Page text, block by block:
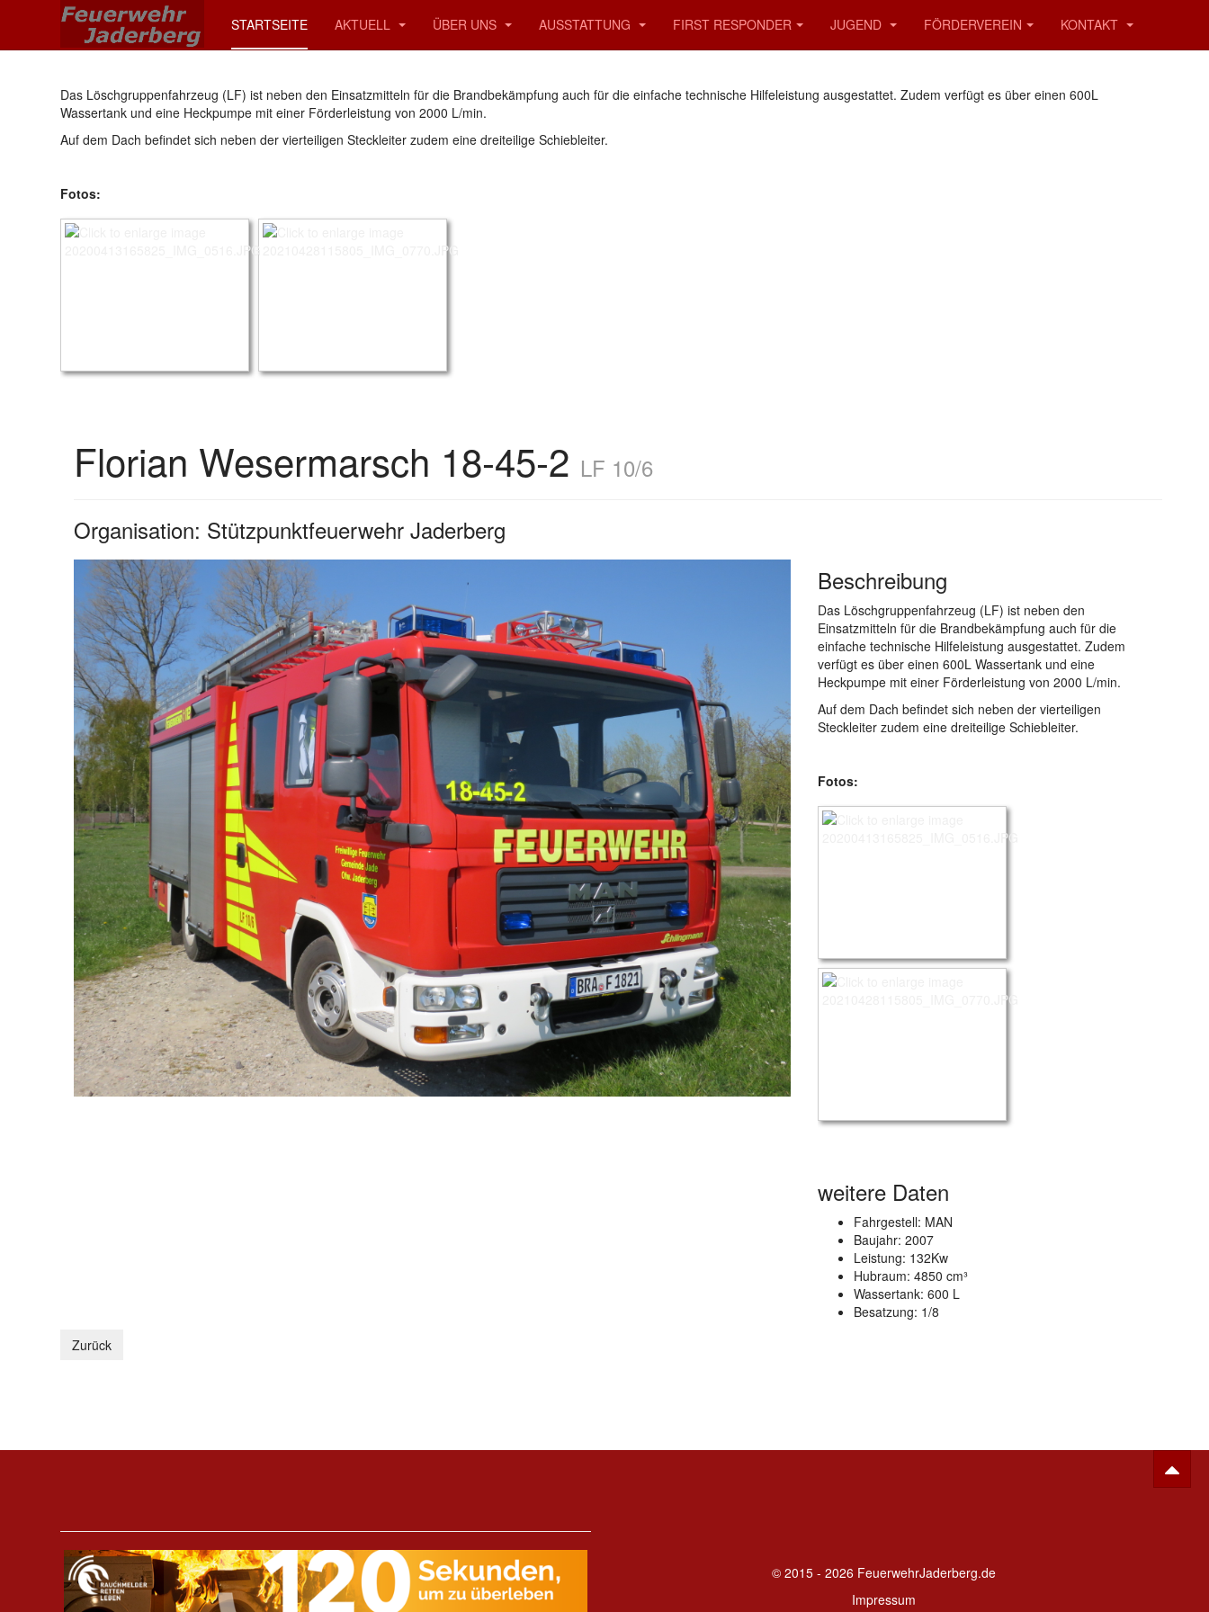
STARTSEITE AKTUELL ÜBER UNS AUSSTATTUNG FIRST RESPONDER JUGEND FÖRDERVEREIN KONTAKT
Das Löschgruppenfahrzeug (LF) ist neben den Einsatzmitteln für die Brandbekämpfung auch für die einfache technische Hilfeleistung ausgestattet. Zudem verfügt es über einen 600L
Wassertank und eine Heckpumpe mit einer Förderleistung von 2000 L/min.
Auf dem Dach befindet sich neben der vierteiligen Steckleiter zudem eine dreiteilige Schiebleiter.
Fotos:
Florian Wesermarsch 18-45-2 LF 10/6
Organisation: Stützpunktfeuerwehr Jaderberg
Beschreibung
Das Löschgruppenfahrzeug (LF) ist neben den
Einsatzmitteln für die Brandbekämpfung auch für die
einfache technische Hilfeleistung ausgestattet. Zudem
verfügt es über einen 600L Wassertank und eine
Heckpumpe mit einer Förderleistung von 2000 L/min.
Auf dem Dach befindet sich neben der vierteiligen
Steckleiter zudem eine dreiteilige Schiebleiter.
Fotos:
weitere Daten
Fahrgestell: MAN
Baujahr: 2007
Leistung: 132Kw
Hubraum: 4850 cm³
Wassertank: 600 L
Besatzung: 1/8
© 2015 - 2026 FeuerwehrJaderberg.de
Impressum